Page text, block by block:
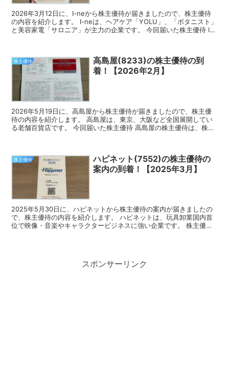
2026年3月12日に、I-neから株主優待が届きましたので、株主優待
の内容を紹介します。 I-neは、ヘアケア「YOLU」、「ボタニスト」
と美容家電「サロニア」が主力の企業です。 今回届いた株主優待 I-
株主優待
高島屋(8233)の株主優待の到
着！【2026年2月】
2026年5月19日に、高島屋から株主優待が届きましたので、株主優
待の内容を紹介します。 高島屋は、東京、大阪など全国展開してい
る老舗百貨店です。 今回届いた株主優待 高島屋の株主優待は、株主
株主優待
ハピネット(7552)の株主優待の
案内の到着！【2025年3月】
2025年5月30日に、ハピネットから株主優待の案内が届きましたの
で、株主優待の内容を紹介します。 ハピネットは、玩具卸業国内首
位で映像・音楽やキャラクタービジネスに強い企業です。 株主優待
スポンサーリンク